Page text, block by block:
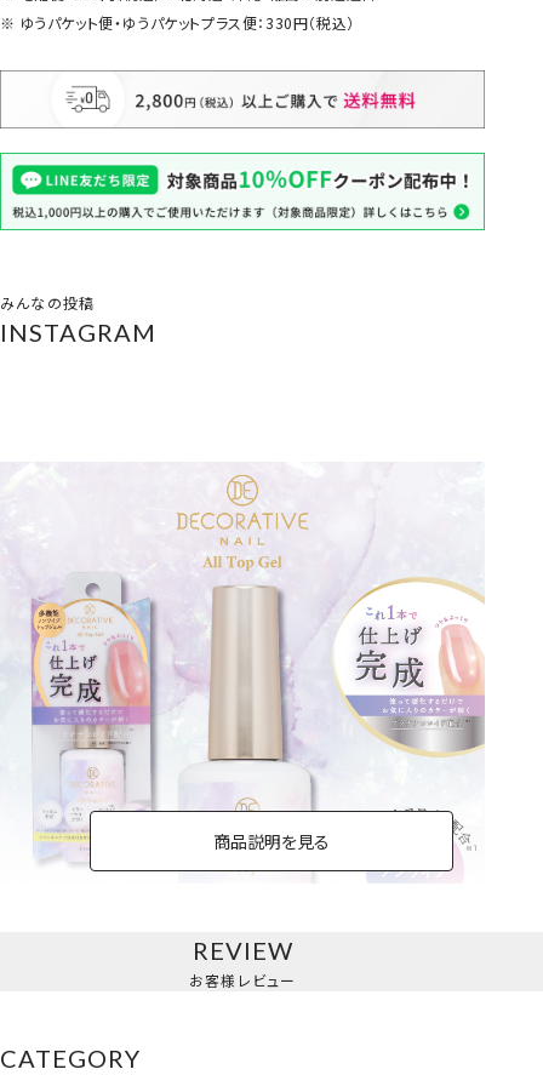
ゆうパケット便・ゆうパケットプラス便：330円（税込）
みんなの投稿
INSTAGRAM
商品説明を見る
REVIEW
お客様レビュー
CATEGORY